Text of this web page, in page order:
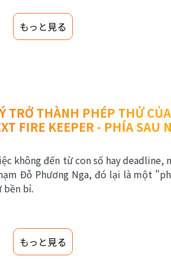
もっと見る
TRỞ THÀNH PHÉP THỬ
FIRE KEEPER - PHÍA SAU
không đến từ con số hay deadline,
Đỗ Phương Nga, đó lại là một
bền bỉ.
もっと見る